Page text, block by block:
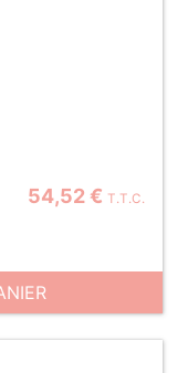
54,52 € T.T.C.